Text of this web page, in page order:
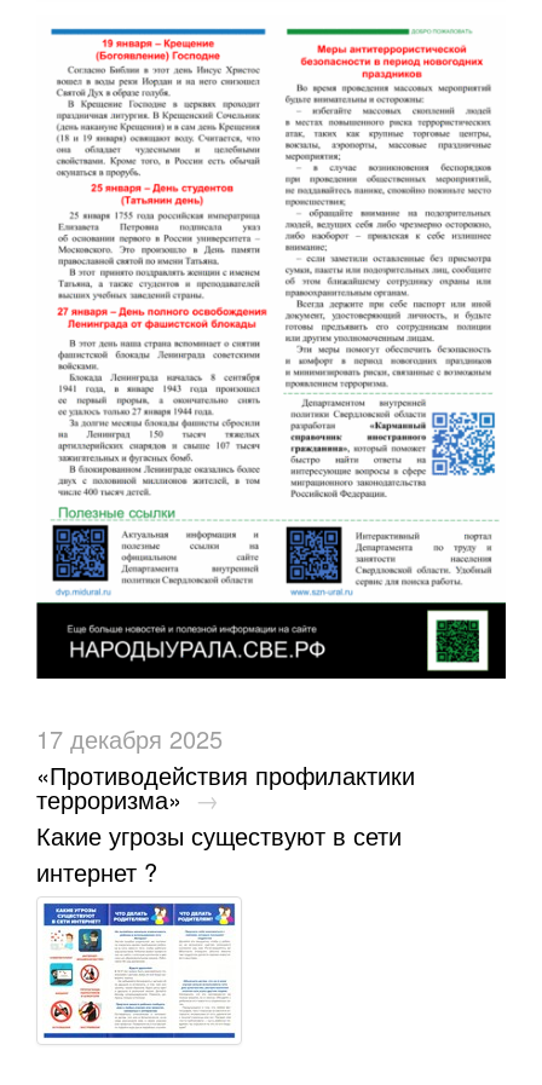
17 декабря 2025
«Противодействия профилактики
терроризма» →
Какие угрозы существуют в сети
интернет ?